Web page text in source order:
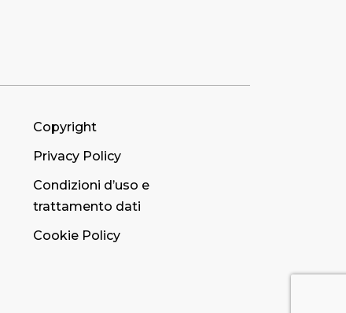
Copyright
Privacy Policy
Condizioni d’uso e
trattamento dati
Cookie Policy